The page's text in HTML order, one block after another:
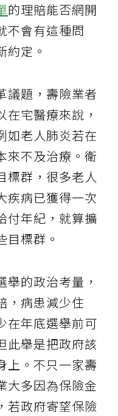
的理賠能否網開
不會有這種問
約定。
議題，壽險業者
宅醫療來說，
如老人肺炎若在
來不及治療。衛
標群，很多老人
疾病已獲得一次
付年紀，就算擴
目標群。
的政治考量，
，病患減少住
在年底選舉前可
此舉是把政府該
上。不只一家壽
大多因為保險金
若政府寄望保險